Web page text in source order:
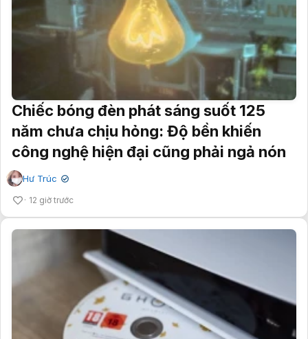
Chiếc bóng đèn phát sáng suốt 125
năm chưa chịu hỏng: Độ bền khiến
công nghệ hiện đại cũng phải ngả nón
Hư Trúc ✔
12 giờ trước